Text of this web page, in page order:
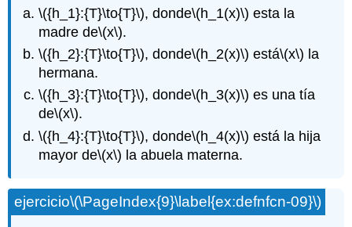
\({h_1}:{T}\to{T}\), donde\(h_1(x)\) esta la
madre de\(x\).
\({h_2}:{T}\to{T}\), donde\(h_2(x)\) está\(x\) la
hermana.
\({h_3}:{T}\to{T}\), donde\(h_3(x)\) es una tía
de\(x\).
\({h_4}:{T}\to{T}\), donde\(h_4(x)\) está la hija
mayor de\(x\) la abuela materna.
ejercicio\(\PageIndex{9}\label{ex:defnfcn-09}\)